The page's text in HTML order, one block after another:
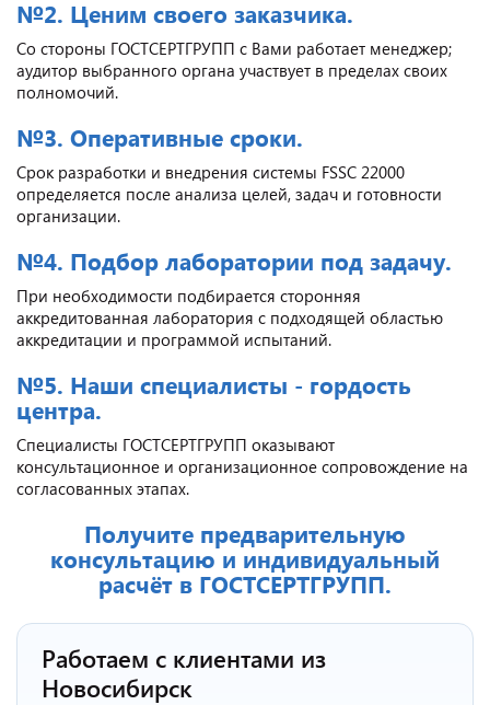
№2. Ценим своего заказчика.
Со стороны ГОСТСЕРТГРУПП с Вами работает менеджер;
аудитор выбранного органа участвует в пределах своих
полномочий.
№3. Оперативные сроки.
Срок разработки и внедрения системы FSSC 22000
определяется после анализа целей, задач и готовности
организации.
№4. Подбор лаборатории под задачу.
При необходимости подбирается сторонняя
аккредитованная лаборатория с подходящей областью
аккредитации и программой испытаний.
№5. Наши специалисты - гордость
центра.
Специалисты ГОСТСЕРТГРУПП оказывают
консультационное и организационное сопровождение на
согласованных этапах.
Получите предварительную
консультацию и индивидуальный
расчёт в ГОСТСЕРТГРУПП.
Работаем с клиентами из
Новосибирск